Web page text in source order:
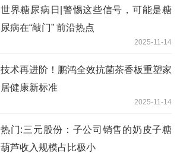
世界糖尿病日|警惕这些信号，可能是糖
尿病在“敲门” 前沿热点
2025-11-14
技术再进阶！鹏鸿全效抗菌茶香板重塑家
居健康新标准
2025-11-14
热门:三元股份：子公司销售的奶皮子糖
葫芦收入规模占比极小